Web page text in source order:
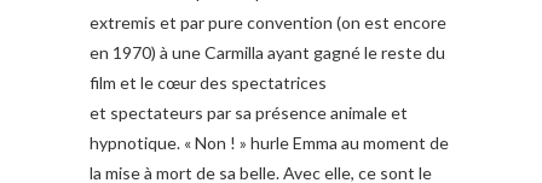
extremis et par pure convention (on est encore
en 1970) à une Carmilla ayant gagné le reste du
film et le cœur des spectatrices
et spectateurs par sa présence animale et
hypnotique. « Non ! » hurle Emma au moment de
la mise à mort de sa belle. Avec elle, ce sont le